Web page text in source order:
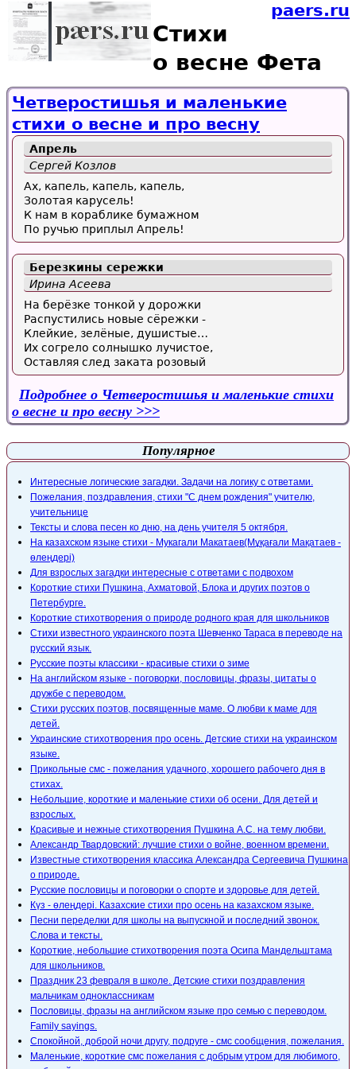
paers.ru
Стихи
о весне Фета
Четверостишья и маленькие
стихи о весне и про весну
Апрель
Сергей Козлов
Ах, капель, капель, капель,
Золотая карусель!
К нам в кораблике бумажном
По ручью приплыл Апрель!
Березкины сережки
Ирина Асеева
На берёзке тонкой у дорожки
Распустились новые сёрежки -
Клейкие, зелёные, душистые…
Их согрело солнышко лучистое,
Оставляя след заката розовый
Подробнее о Четверостишья и маленькие стихи
о весне и про весну
Популярное
Интересные логические загадки. Задачи на логику с ответами.
Пожелания, поздравления, стихи "С днем рождения" учителю,
учительнице
Тексты и слова песен ко дню, на день учителя 5 октября.
На казахском языке стихи - Мукагали Макатаев(Мұқағали Мақатаев -
өлеңдері)
Для взрослых загадки интересные с ответами с подвохом
Короткие стихи Пушкина, Ахматовой, Блока и других поэтов о
Петербурге.
Короткие стихотворения о природе родного края для школьников
Стихи известного украинского поэта Шевченко Тараса в переводе на
русский язык.
Русские поэты классики - красивые стихи о зиме
На английском языке - поговорки, пословицы, фразы, цитаты о
дружбе с переводом.
Стихи русских поэтов, посвященные маме. О любви к маме для
детей.
Украинские стихотворения про осень. Детские стихи на украинском
языке.
Прикольные смс - пожелания удачного, хорошего рабочего дня в
стихах.
Небольшие, короткие и маленькие стихи об осени. Для детей и
взрослых.
Красивые и нежные стихотворения Пушкина А.С. на тему любви.
Александр Твардовский: лучшие стихи о войне, военном времени.
Известные стихотворения классика Александра Сергеевича Пушкина
о природе.
Русские пословицы и поговорки о спорте и здоровье для детей.
Күз - өлеңдері. Казахские стихи про осень на казахском языке.
Песни переделки для школы на выпускной и последний звонок.
Слова и тексты.
Короткие, небольшие стихотворения поэта Осипа Мандельштама
для школьников.
Праздник 23 февраля в школе. Детские стихи поздравления
мальчикам одноклассникам
Пословицы, фразы на английском языке про семью с переводом.
Family sayings.
Спокойной, доброй ночи другу, подруге - смс сообщения, пожелания.
Маленькие, короткие смс пожелания с добрым утром для любимого,